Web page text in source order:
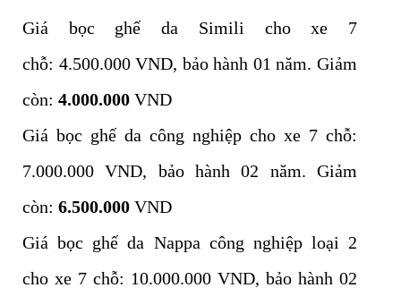
Giá bọc ghế da Simili cho xe 7
chỗ: 4.500.000 VND, bảo hành 01 năm. Giảm
còn: 4.000.000 VND
Giá bọc ghế da công nghiệp cho xe 7 chỗ:
7.000.000 VND, bảo hành 02 năm. Giảm
còn: 6.500.000 VND
Giá bọc ghế da Nappa công nghiệp loại 2
cho xe 7 chỗ: 10.000.000 VND, bảo hành 02